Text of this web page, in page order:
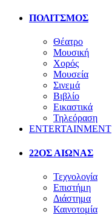
ΠΟΛΙΤΣΜΟΣ
Θέατρο
Μουσική
Χορός
Μουσεία
Σινεμά
Βιβλίο
Εικαστικά
Τηλεόραση
ENTERTAINMENT
22ΟΣ ΑΙΩΝΑΣ
Τεχνολογία
Επιστήμη
Διάστημα
Καινοτομία